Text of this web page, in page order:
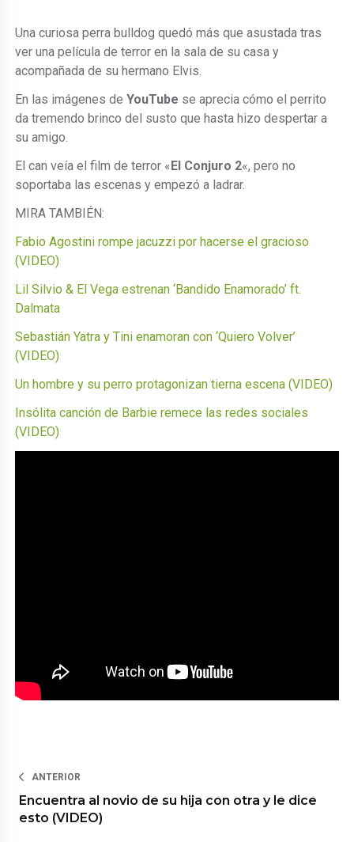
Una curiosa perra bulldog quedó más que asustada tras
ver una película de terror en la sala de su casa y
acompañada de su hermano Elvis.
En las imágenes deYouTube se aprecia cómo el perrito
da tremendo brinco del susto que hasta hizo despertar a
su amigo.
El can veía el film de terror «El Conjuro 2«, pero no
soportaba las escenas y empezó a ladrar.
MIRA TAMBIÉN:
Fabio Agostini rompe jacuzzi por hacerse el gracioso
(VIDEO)
Lil Silvio & El Vega estrenan ‘Bandido Enamorado’ ft.
Dalmata
Sebastián Yatra y Tini enamoran con ‘Quiero Volver’
(VIDEO)
Un hombre y su perro protagonizan tierna escena (VIDEO)
Insólita canción de Barbie remece las redes sociales
(VIDEO)
ANTERIOR
Encuentra al novio de su hija con otra y le dice
esto (VIDEO)